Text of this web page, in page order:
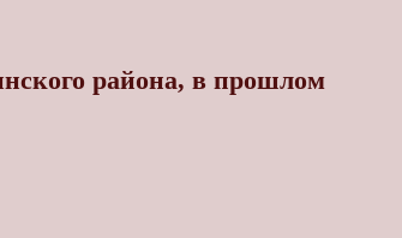
района, в прошлом